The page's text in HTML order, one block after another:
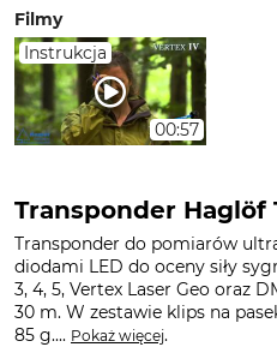
Filmy
Instrukcja
00:57
Transponder Haglöf
Transponder do pomiarów
diodami LED do oceny siły
3, 4, 5, Vertex Laser Geo oraz
30 m. W zestawie klips na
85 g.... Pokaż więcej.